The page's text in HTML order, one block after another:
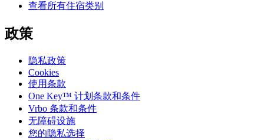
查看所有住宿类别
政策
隐私政策
Cookies
使用条款
One Key™ 计划条款和条件
Vrbo 条款和条件
无障碍设施
您的隐私选择